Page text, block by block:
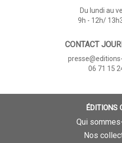
Du lundi au
9h - 12h/
CONTACT
06 71 15
ÉDITIONS
Qui
Nos